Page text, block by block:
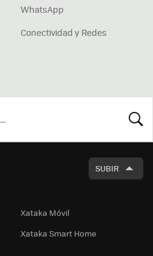
WhatsApp
Conectividad y Redes
SUBIR
Xataka Móvil
Xataka Smart Home